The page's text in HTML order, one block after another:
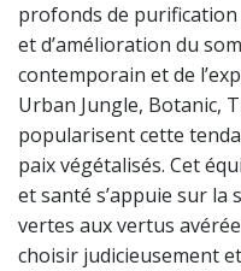
profonds de purification
et d’amélioration du
contemporain et de
Urban Jungle, Botanic,
popularisent cette
paix végétalisés. Cet
et santé s’appuie sur
vertes aux vertus
choisir judicieusement